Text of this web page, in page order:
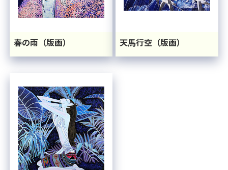
春の雨（版画） 天馬行空（版画）